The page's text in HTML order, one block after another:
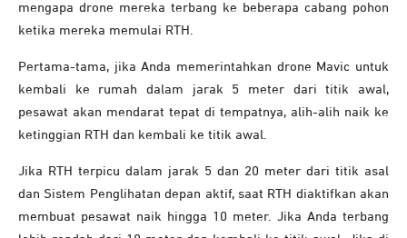
mengapa drone mereka terbang ke beberapa cabang pohon
ketika mereka memulai RTH.
Pertama-tama, jika Anda memerintahkan drone Mavic untuk
kembali ke rumah dalam jarak 5 meter dari titik awal,
pesawat akan mendarat tepat di tempatnya, alih-alih naik ke
ketinggian RTH dan kembali ke titik awal.
Jika RTH terpicu dalam jarak 5 dan 20 meter dari titik asal
dan Sistem Penglihatan depan aktif, saat RTH diaktifkan akan
membuat pesawat naik hingga 10 meter. Jika Anda terbang